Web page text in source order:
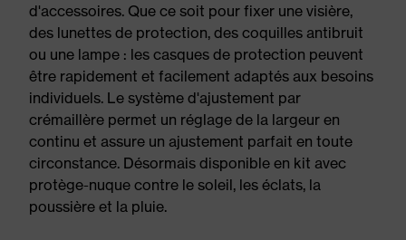
d'accessoires. Que ce soit pour fixer une visière,
des lunettes de protection, des coquilles antibruit
ou une lampe : les casques de protection peuvent
être rapidement et facilement adaptés aux besoins
individuels. Le système d'ajustement par
crémaillère permet un réglage de la largeur en
continu et assure un ajustement parfait en toute
circonstance. Désormais disponible en kit avec
protège-nuque contre le soleil, les éclats, la
poussière et la pluie.